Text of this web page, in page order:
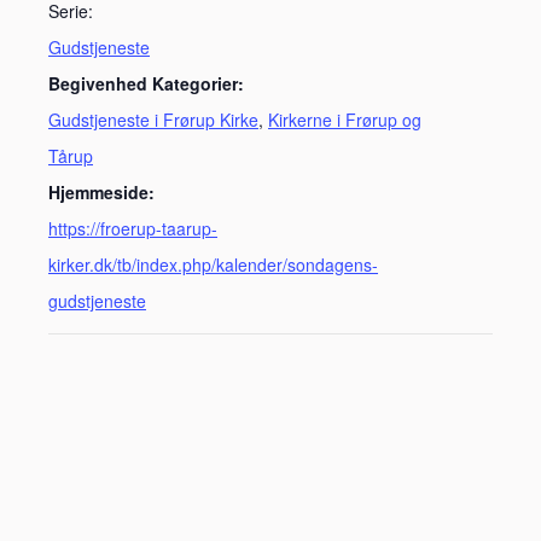
Serie:
Gudstjeneste
Begivenhed Kategorier:
Gudstjeneste i Frørup Kirke, Kirkerne i Frørup og
Tårup
Hjemmeside:
https://froerup-taarup-
kirker.dk/tb/index.php/kalender/sondagens-
gudstjeneste